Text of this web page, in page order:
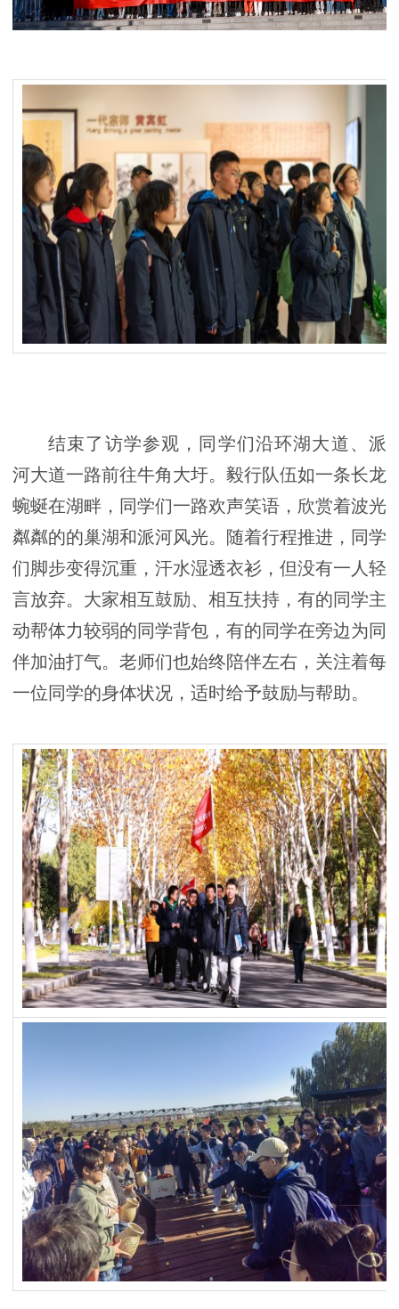
结束了访学参观，同学们沿环湖大道、派
河大道一路前往牛角大圩。毅行队伍如一条长龙
蜿蜒在湖畔，同学们一路欢声笑语，欣赏着波光
粼粼的的巢湖和派河风光。随着行程推进，同学
们脚步变得沉重，汗水湿透衣衫，但没有一人轻
言放弃。大家相互鼓励、相互扶持，有的同学主
动帮体力较弱的同学背包，有的同学在旁边为同
伴加油打气。老师们也始终陪伴左右，关注着每
一位同学的身体状况，适时给予鼓励与帮助。